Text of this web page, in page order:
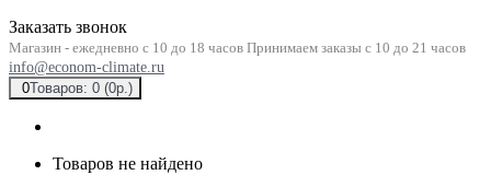
Заказать звонок
Магазин - ежедневно с 10 до 18 часов Принимаем заказы с 10 до 21 часов
info@econom-climate.ru
0Товаров: 0 (0р.)
Товаров не найдено